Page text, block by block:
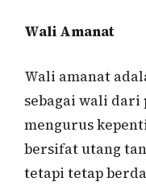
Wali Amanat
Wali amanat
sebagai wali dari
mengurus
bersifat utang
tetapi tetap